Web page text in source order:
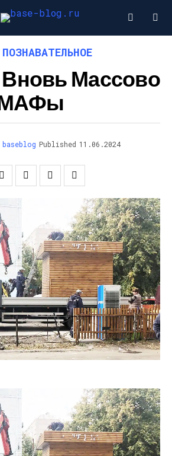
Массово
МАФы
baseblog Published 11.06.2024